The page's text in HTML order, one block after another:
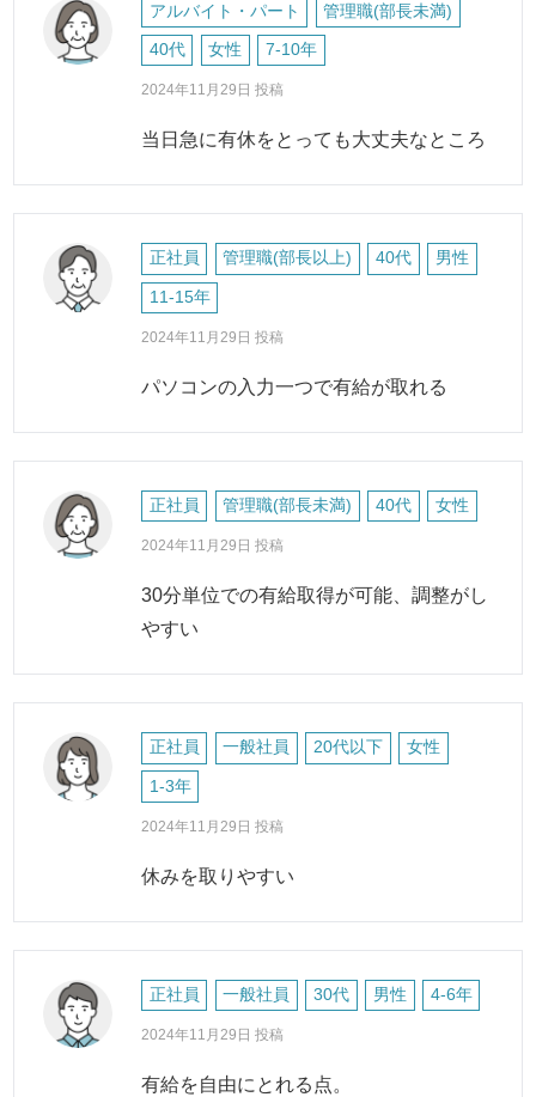
アルバイト・パート 管理職(部長未満)
40代 女性 7-10年
2024年11月29日 投稿
当日急に有休をとっても大丈夫なところ
正社員 管理職(部長以上) 40代 男性
11-15年
2024年11月29日 投稿
パソコンの入力一つで有給が取れる
正社員 管理職(部長未満) 40代 女性
2024年11月29日 投稿
30分単位での有給取得が可能、調整がし
やすい
正社員 一般社員 20代以下 女性
1-3年
2024年11月29日 投稿
休みを取りやすい
正社員 一般社員 30代 男性 4-6年
2024年11月29日 投稿
有給を自由にとれる点。